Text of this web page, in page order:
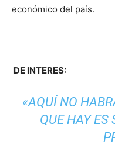
económico del país.
DE INTERES:
«AQUÍ NO
QUE HAY ES